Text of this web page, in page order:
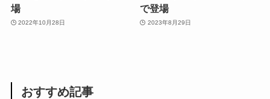
場
2022年10月28日
で登場
2023年8月29日
おすすめ記事